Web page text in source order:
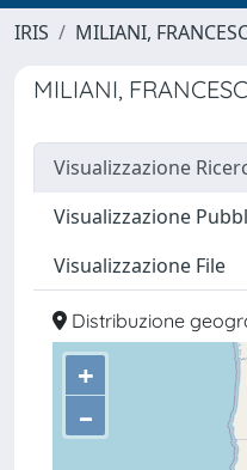
IRIS MILIANI,
MILIANI,
Visualizzazione
Visualizzazione
Visualizzazione File
Distribuzione
+
–